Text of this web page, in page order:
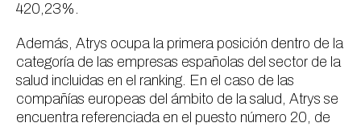
420,23%.
Además, Atrys ocupa la primera posición dentro de la
categoría de las empresas españolas del sector de la
salud incluidas en el ranking. En el caso de las
compañías europeas del ámbito de la salud, Atrys se
encuentra referenciada en el puesto número 20, de